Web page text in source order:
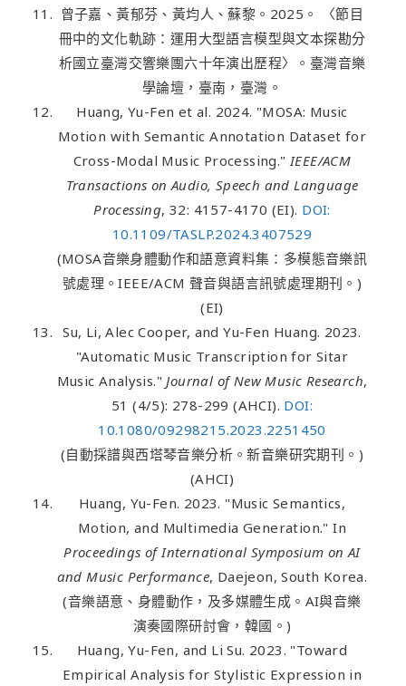
曾子嘉、黃郁芬、黃均人、蘇黎。2025。 〈節目
冊中的文化軌跡：運用大型語言模型與文本探勘分
析國立臺灣交響樂團六十年演出歷程〉。臺灣音樂
學論壇，臺南，臺灣。
Huang, Yu-Fen et al. 2024. "MOSA: Music
Motion with Semantic Annotation Dataset for
Cross-Modal Music Processing."IEEE/ACM
Transactions on Audio, Speech and Language
Processing, 32: 4157-4170 (EI). DOI:
10.1109/TASLP.2024.3407529
(MOSA音樂身體動作和語意資料集：多模態音樂訊
號處理。IEEE/ACM 聲音與語言訊號處理期刊。)
(EI)
Su, Li, Alec Cooper, and Yu-Fen Huang. 2023.
"Automatic Music Transcription for Sitar
Music Analysis."Journal of New Music Research,
51 (4/5): 278-299 (AHCI). DOI:
10.1080/09298215.2023.2251450
(自動採譜與西塔琴音樂分析。新音樂研究期刊。)
(AHCI)
Huang, Yu-Fen. 2023. "Music Semantics,
Motion, and Multimedia Generation." In
Proceedings of International Symposium on AI
and Music Performance, Daejeon, South Korea.
(音樂語意、身體動作，及多媒體生成。AI與音樂
演奏國際研討會，韓國。)
Huang, Yu-Fen, and Li Su. 2023. "Toward
Empirical Analysis for Stylistic Expression in